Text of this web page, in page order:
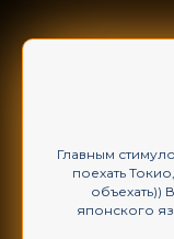
Главным
поехать
объехать))
японского